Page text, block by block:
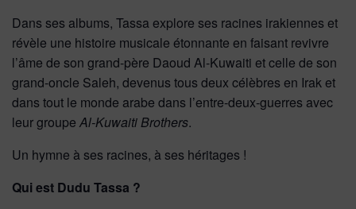
Dans ses albums, Tassa explore ses racines irakiennes et
révèle une histoire musicale étonnante en faisant revivre
l’âme de son grand-père Daoud Al-Kuwaiti et celle de son
grand-oncle Saleh, devenus tous deux célèbres en Irak et
dans tout le monde arabe dans l’entre-deux-guerres avec
leur groupe Al-Kuwaiti Brothers.
Un hymne à ses racines, à ses héritages !
Qui est Dudu Tassa ?